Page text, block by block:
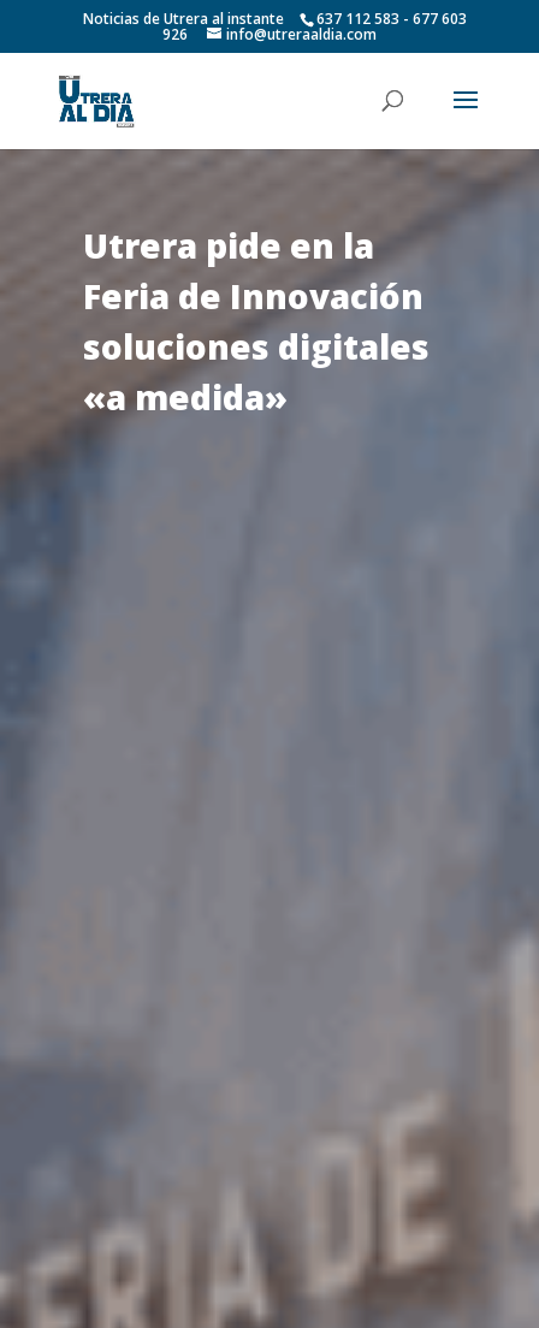
Noticias de Utrera al instante 637 112 583 - 677 603
926 info@utreraaldia.com
Utrera pide en la
Feria de Innovación
soluciones digitales
«a medida»